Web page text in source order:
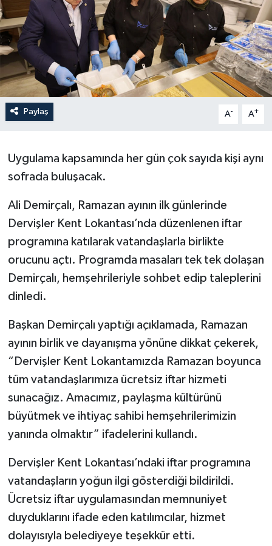
Paylaş A- A+
Uygulama kapsamında her gün çok sayıda kişi aynı
sofrada buluşacak.
Ali Demirçalı, Ramazan ayının ilk günlerinde
Dervişler Kent Lokantası’nda düzenlenen iftar
programına katılarak vatandaşlarla birlikte
orucunu açtı. Programda masaları tek tek dolaşan
Demirçalı, hemşehrileriyle sohbet edip taleplerini
dinledi.
Başkan Demirçalı yaptığı açıklamada, Ramazan
ayının birlik ve dayanışma yönüne dikkat çekerek,
“Dervişler Kent Lokantamızda Ramazan boyunca
tüm vatandaşlarımıza ücretsiz iftar hizmeti
sunacağız. Amacımız, paylaşma kültürünü
büyütmek ve ihtiyaç sahibi hemşehrilerimizin
yanında olmaktır” ifadelerini kullandı.
Dervişler Kent Lokantası’ndaki iftar programına
vatandaşların yoğun ilgi gösterdiği bildirildi.
Ücretsiz iftar uygulamasından memnuniyet
duyduklarını ifade eden katılımcılar, hizmet
dolayısıyla belediyeye teşekkür etti.